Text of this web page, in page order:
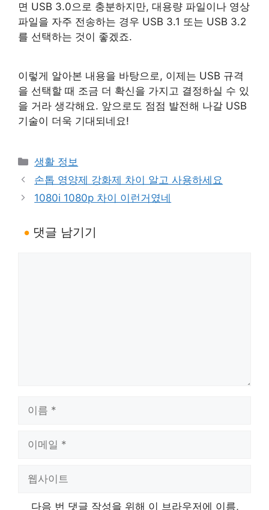
면 USB 3.0으로 충분하지만, 대용량 파일이나 영상
파일을 자주 전송하는 경우 USB 3.1 또는 USB 3.2
를 선택하는 것이 좋겠죠.
이렇게 알아본 내용을 바탕으로, 이제는 USB 규격
을 선택할 때 조금 더 확신을 가지고 결정하실 수 있
을 거라 생각해요. 앞으로도 점점 발전해 나갈 USB
기술이 더욱 기대되네요!
카
테
리
생활 정보
손톱 영양제 강화제 차이 알고 사용하세요
1080i 1080p 차이 이런거였네
댓글 남기기
다음 번 댓글 작성을 위해 이 브라우저에 이름,